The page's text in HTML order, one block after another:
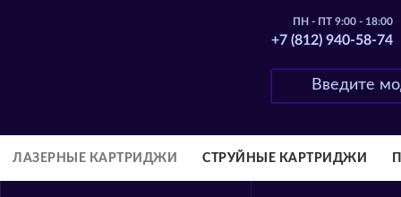
ПН - ПТ 9:00 - 18:00
+7 (812) 940-58-74
ЛАЗЕРНЫЕ КАРТРИДЖИ СТРУЙНЫЕ КАРТРИДЖИ